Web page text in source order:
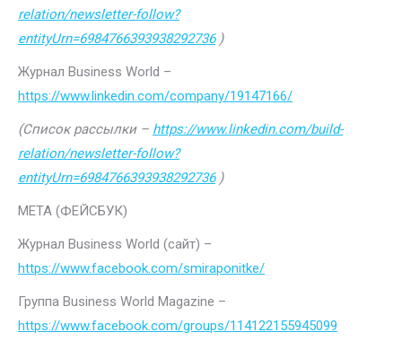
relation/newsletter-follow?
entityUrn=6984766393938292736)
Журнал Business World –
https://www.linkedin.com/company/19147166/
(Список рассылки – https://www.linkedin.com/build-
relation/newsletter-follow?
entityUrn=6984766393938292736)
МЕТА (ФЕЙСБУК)
Журнал Business World (сайт) –
https://www.facebook.com/smiraponitke/
Группа Business World Magazine –
https://www.facebook.com/groups/114122155945099